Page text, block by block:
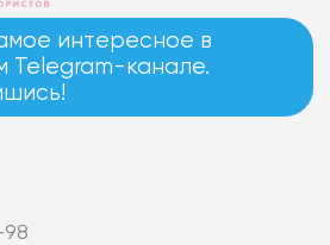
интересное в
Telegram-канале.
98